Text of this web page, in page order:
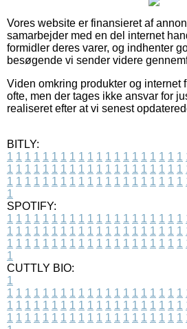
Vores website er finansieret af
samarbejder med en del internet
formidler deres varer, og indhenter
besøgende vi sender videre
Viden omkring produkter og internet
ofte, men der tages ikke ansvar for
realiseret efter at vi senest
BITLY:
1 1 1 1 1 1 1 1 1 1 1 1 1 1 1 1 1 1 1 1
1 1 1 1 1 1 1 1 1 1 1 1 1 1 1 1 1 1 1 1
1 1 1 1 1 1 1 1 1 1 1 1 1 1 1 1 1 1 1 1
1
SPOTIFY:
1 1 1 1 1 1 1 1 1 1 1 1 1 1 1 1 1 1 1 1
1 1 1 1 1 1 1 1 1 1 1 1 1 1 1 1 1 1 1 1
1 1 1 1 1 1 1 1 1 1 1 1 1 1 1 1 1 1 1 1
1
CUTTLY BIO:
1
1 1 1 1 1 1 1 1 1 1 1 1 1 1 1 1 1 1 1 1
1 1 1 1 1 1 1 1 1 1 1 1 1 1 1 1 1 1 1 1
1 1 1 1 1 1 1 1 1 1 1 1 1 1 1 1 1 1 1 1